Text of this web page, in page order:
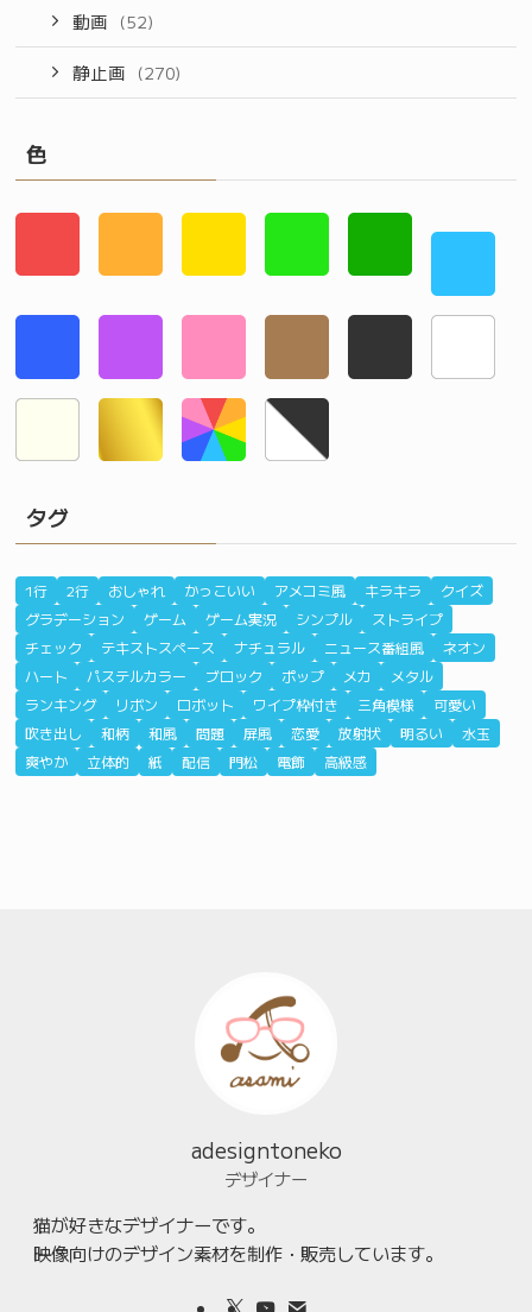
動画 (52)
静止画 (270)
色
タグ
1行 2行 おしゃれ かっこいい アメコミ風 キラキラ
クイズ
グラデーション
ゲーム ゲーム実況 シンプル
ストライプ
チェック
テキストスペース ナチュラル ニュース番組風
ネオン
ハート
パステルカラー ブロック ポップ メカ
メタル
ランキング
リボン ロボット ワイプ枠付き 三角模様
可愛い
吹き出し
和柄 和風 問題 屏風 恋愛 放射状 明るい
水玉
爽やか
立体的 紙 配信 門松 電飾 高級感
adesigntoneko
デザイナー
猫が好きなデザイナーです。
映像向けのデザイン素材を制作・販売しています。